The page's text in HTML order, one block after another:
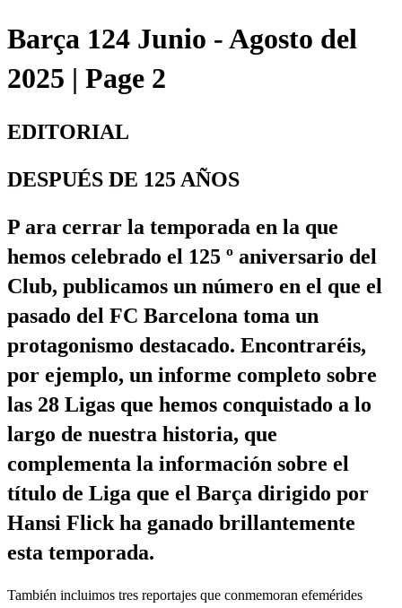
Barça 124 Junio - Agosto del
2025 | Page 2
EDITORIAL
DESPUÉS DE 125 AÑOS
P ara cerrar la temporada en la que
hemos celebrado el 125 º aniversario del
Club, publicamos un número en el que el
pasado del FC Barcelona toma un
protagonismo destacado. Encontraréis,
por ejemplo, un informe completo sobre
las 28 Ligas que hemos conquistado a lo
largo de nuestra historia, que
complementa la información sobre el
título de Liga que el Barça dirigido por
Hansi Flick ha ganado brillantemente
esta temporada.
También incluimos tres reportajes que conmemoran efemérides